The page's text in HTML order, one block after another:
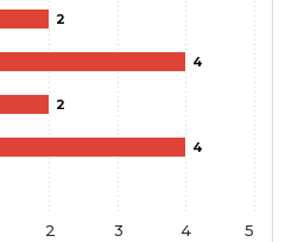
2
4
2
4
2 3 4 5